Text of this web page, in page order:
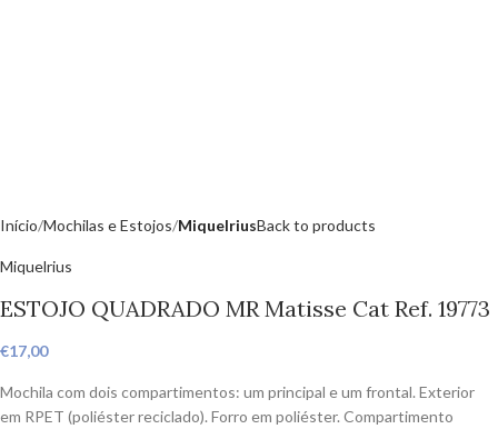
Início Mochilas e Estojos MiquelriusBack to products
Miquelrius
ESTOJO QUADRADO MR Matisse Cat Ref. 19773
€17,00
Mochila com dois compartimentos: um principal e um frontal. Exterior
em RPET (poliéster reciclado). Forro em poliéster. Compartimento